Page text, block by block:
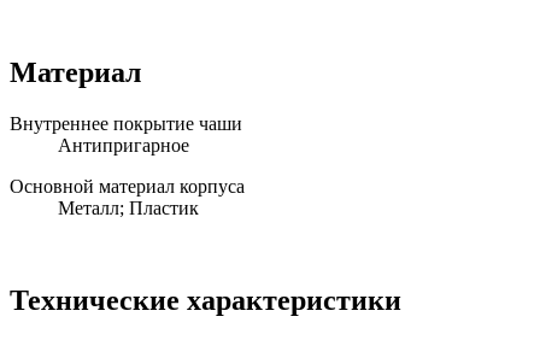
Материал
Внутреннее покрытие чаши
Антипригарное
Основной материал корпуса
Металл; Пластик
Технические характеристики